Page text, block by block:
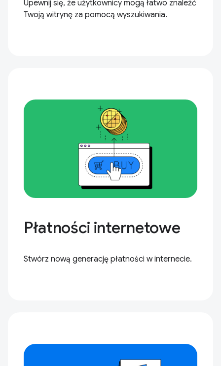
Upewnij się, że użytkownicy mogą łatwo znaleźć
Twoją witrynę za pomocą wyszukiwania.
Płatności internetowe
Stwórz nową generację płatności w internecie.